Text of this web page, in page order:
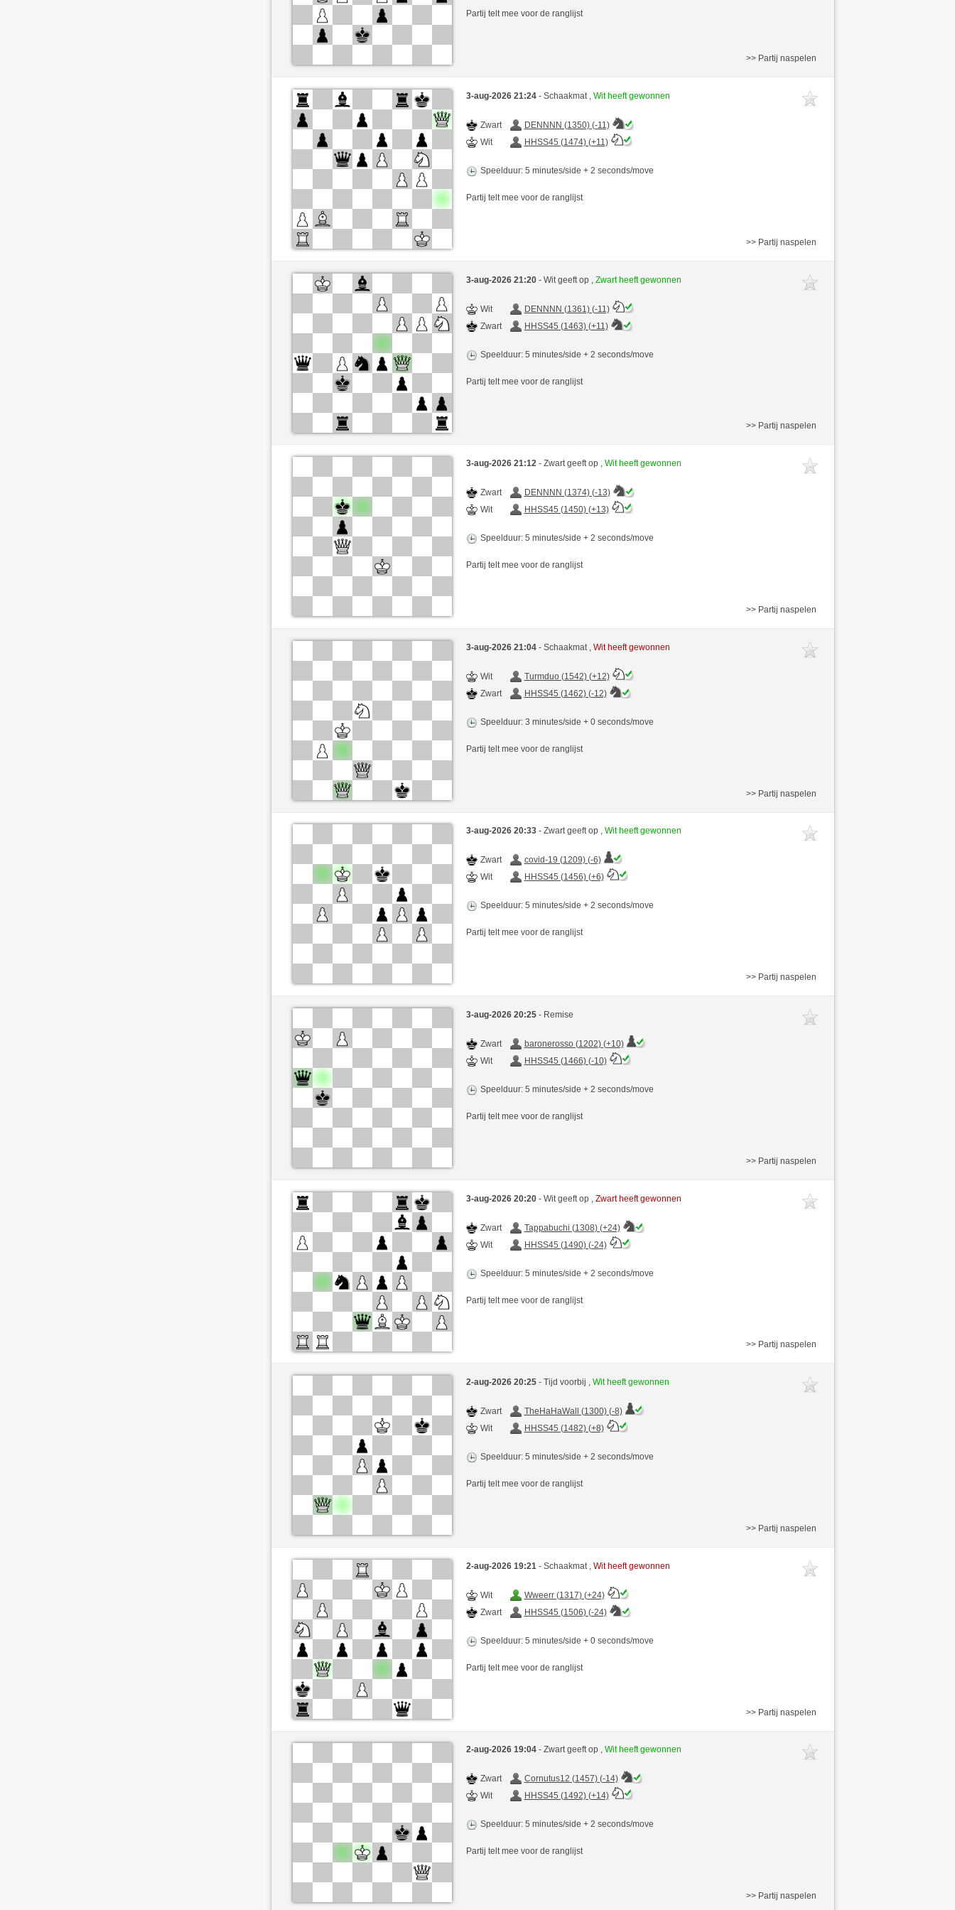
Partij telt mee voor de ranglijst
>> Partij naspelen
3-aug-2026 21:24 - Schaakmat , Wit heeft gewonnen
Zwart
DENNNN (1350) (-11)
Wit
HHSS45 (1474) (+11)
Speelduur: 5 minutes/side + 2 seconds/move
Partij telt mee voor de ranglijst
>> Partij naspelen
3-aug-2026 21:20 - Wit geeft op , Zwart heeft gewonnen
Wit
DENNNN (1361) (-11)
Zwart
HHSS45 (1463) (+11)
Speelduur: 5 minutes/side + 2 seconds/move
Partij telt mee voor de ranglijst
>> Partij naspelen
3-aug-2026 21:12 - Zwart geeft op , Wit heeft gewonnen
Zwart
DENNNN (1374) (-13)
Wit
HHSS45 (1450) (+13)
Speelduur: 5 minutes/side + 2 seconds/move
Partij telt mee voor de ranglijst
>> Partij naspelen
3-aug-2026 21:04 - Schaakmat , Wit heeft gewonnen
Wit
Turmduo (1542) (+12)
Zwart
HHSS45 (1462) (-12)
Speelduur: 3 minutes/side + 0 seconds/move
Partij telt mee voor de ranglijst
>> Partij naspelen
3-aug-2026 20:33 - Zwart geeft op , Wit heeft gewonnen
Zwart
covid-19 (1209) (-6)
Wit
HHSS45 (1456) (+6)
Speelduur: 5 minutes/side + 2 seconds/move
Partij telt mee voor de ranglijst
>> Partij naspelen
3-aug-2026 20:25 - Remise
Zwart
baronerosso (1202) (+10)
Wit
HHSS45 (1466) (-10)
Speelduur: 5 minutes/side + 2 seconds/move
Partij telt mee voor de ranglijst
>> Partij naspelen
3-aug-2026 20:20 - Wit geeft op , Zwart heeft gewonnen
Zwart
Tappabuchi (1308) (+24)
Wit
HHSS45 (1490) (-24)
Speelduur: 5 minutes/side + 2 seconds/move
Partij telt mee voor de ranglijst
>> Partij naspelen
2-aug-2026 20:25 - Tijd voorbij , Wit heeft gewonnen
Zwart
TheHaHaWall (1300) (-8)
Wit
HHSS45 (1482) (+8)
Speelduur: 5 minutes/side + 2 seconds/move
Partij telt mee voor de ranglijst
>> Partij naspelen
2-aug-2026 19:21 - Schaakmat , Wit heeft gewonnen
Wit
Wweerr (1317) (+24)
Zwart
HHSS45 (1506) (-24)
Speelduur: 5 minutes/side + 0 seconds/move
Partij telt mee voor de ranglijst
>> Partij naspelen
2-aug-2026 19:04 - Zwart geeft op , Wit heeft gewonnen
Zwart
Cornutus12 (1457) (-14)
Wit
HHSS45 (1492) (+14)
Speelduur: 5 minutes/side + 2 seconds/move
Partij telt mee voor de ranglijst
>> Partij naspelen